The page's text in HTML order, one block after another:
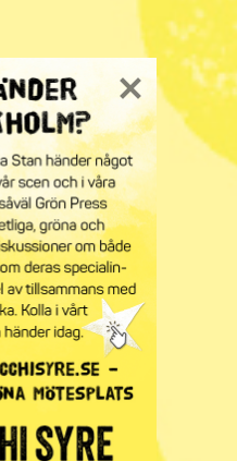
i
på ett
2 min lästid